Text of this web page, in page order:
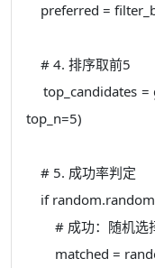
preferred =
# 4. 排序取前5
top_candidates =
top_n=5)
# 5. 成功率判定
if
# 成功：随机选
matched =